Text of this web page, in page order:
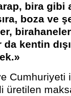
bira
boza ve
kentin
üretilen